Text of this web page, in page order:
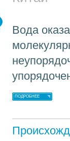
Вода
ПОДРОБНЕЕ